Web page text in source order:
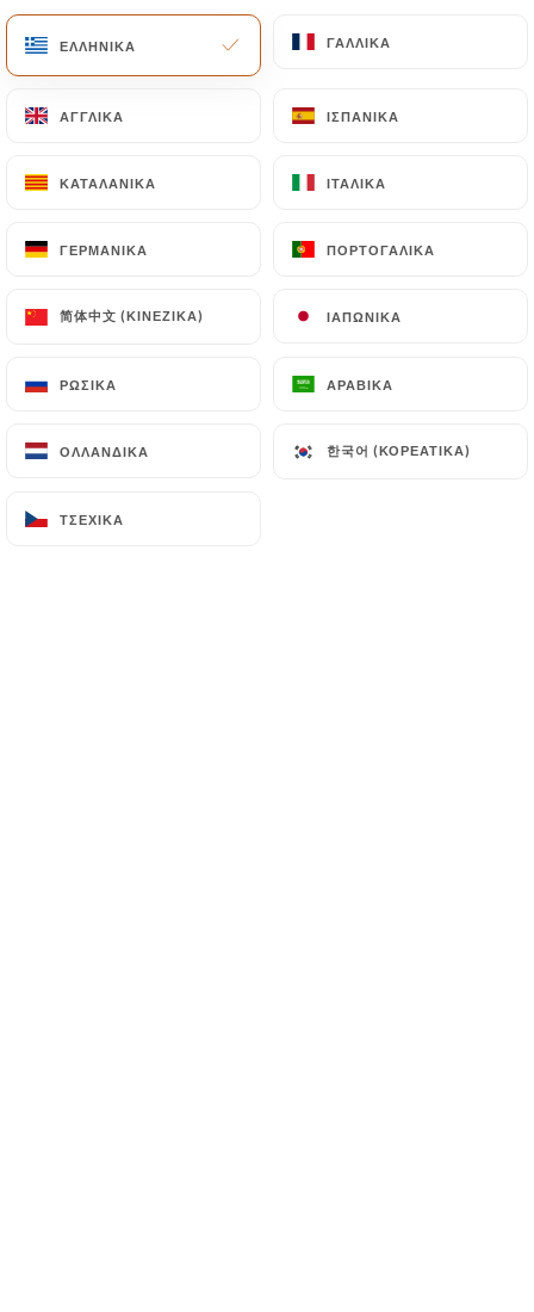
ΜΕΝΟΎ
ΕΛΛΗΝΙΚΆ ΓΑΛΛΙΚΆ
ΑΓΓΛΙΚΆ ΙΣΠΑΝΙΚΆ
ΚΑΤΑΛΑΝΙΚΆ ΙΤΑΛΙΚΆ
ΓΕΡΜΑΝΙΚΆ ΠΟΡΤΟΓΑΛΙΚΆ
简体中文 (ΚΙΝΈΖΙΚΑ) ΙΑΠΩΝΙΚΆ
ΡΩΣΙΚΆ ΑΡΑΒΙΚΆ
ΟΛΛΑΝΔΙΚΆ 한국어 (ΚΟΡΕΆΤΙΚΑ)
ΤΣΈΧΙΚΑ
Επαφή
ΕΛΛΗΝΙΚΆ ΓΑΛΛΙΚΆ
ΑΓΓΛΙΚΆ ΙΣΠΑΝΙΚΆ
ΚΑΤΑΛΑΝΙΚΆ ΙΤΑΛΙΚΆ
ΓΕΡΜΑΝΙΚΆ ΠΟΡΤΟΓΑΛΙΚΆ
简体中文 (ΚΙΝΈΖΙΚΑ) ΙΑΠΩΝΙΚΆ
ΡΩΣΙΚΆ ΑΡΑΒΙΚΆ
ΟΛΛΑΝΔΙΚΆ 한국어 (ΚΟΡΕΆΤΙΚΑ)
ΤΣΈΧΙΚΑ